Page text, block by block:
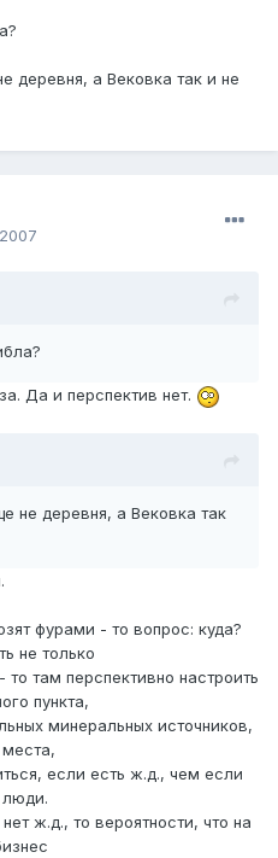
деревня, а Вековка так и не
Да и перспектив нет.
не деревня, а Вековка так
фурами - то вопрос: куда?
не только
там перспективно настроить
пункта,
минеральных источников,
если есть ж.д., чем если
люди.
ж.д., то вероятности, что на